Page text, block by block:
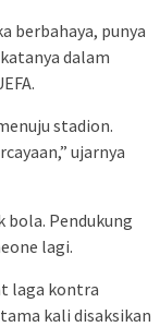
berbahaya, punya
dalam
stadion.
ujarnya
bola. Pendukung
lagi.
laga kontra
kali disaksikan